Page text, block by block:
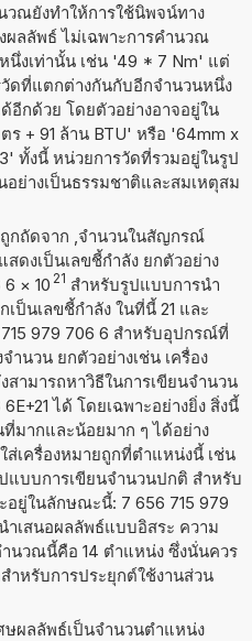
วณยังทำให้การใช้นิพจน์ทาง
ลลัพธ์ ไม่เฉพาะการคำนวณ
นึ่งเท่านั้น เช่น '49 * 7 Nm' แต่
ดที่แตกต่างกันกับอีกจำนวนหนึ่ง
อีกด้วย โดยตัวอย่างอาจอยู่ใน
+ 91 ล้าน BTU' หรือ '64mm x
ทั้งนี้ หน่วยการวัดที่รวมอยู่ในรูป
ย่างเป็นธรรมชาติและสมเหตุสม
กถัดจาก ,จำนวนในสัญกรณ์
ดงเป็นเลขชี้กำลัง ยกตัวอย่าง
6 × 10 21 สำหรับรูปแบบการนำ
ป็นเลขชี้กำลัง ในที่นี้ 21 และ
979 706 6 สำหรับอุปกรณ์ที่
ำนวน ยกตัวอย่างเช่น เครื่อง
ามารถหาวิธีในการเขียนจำนวน
ได้ โดยเฉพาะอย่างยิ่ง สิ่งนี้
มากและน้อยมาก ๆ ได้อย่าง
ส่เครื่องหมายถูกที่ตำแหน่งนี้ เช่น
แบบการเขียนจำนวนปกติ สำหรับ
อยู่ในลักษณะนี้: 7 656 715 979
ำเสนอผลลัพธ์แบบอิสระ ความ
นวณนี้คือ 14 ตำแหน่ง ซึ่งนั่นควร
หรับการประยุกต์ใช้งานส่วน
ษผลลัพธ์เป็นจำนวนตำแหน่ง